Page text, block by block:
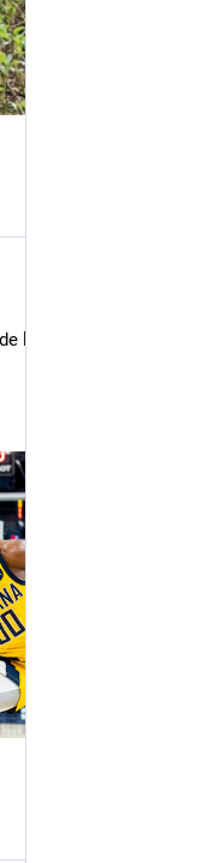
la NBA qui débute le 5